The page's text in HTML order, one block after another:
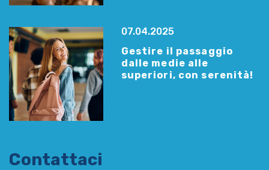
07.04.2025
Gestire il passaggio
dalle medie alle
superiori, con serenità!
Contattaci